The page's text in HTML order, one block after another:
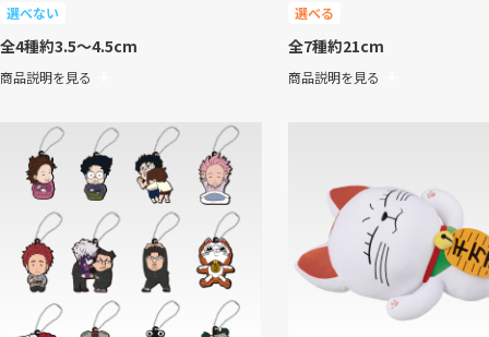
選べない
全4種約3.5～4.5cm
商品説明を見る
選べる
全7種約21cm
商品説明を見る